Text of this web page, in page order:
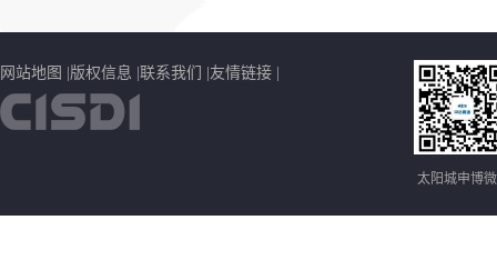
网站地图 | 版权信息 | 联系我们 | 友情链接 |
太阳城申博